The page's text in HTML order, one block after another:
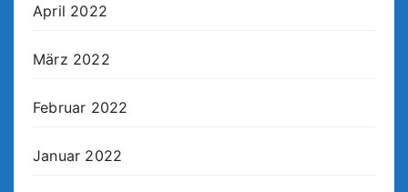
April 2022
März 2022
Februar 2022
Januar 2022